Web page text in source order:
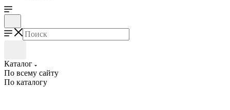
Каталог
По всему сайту
По каталогу